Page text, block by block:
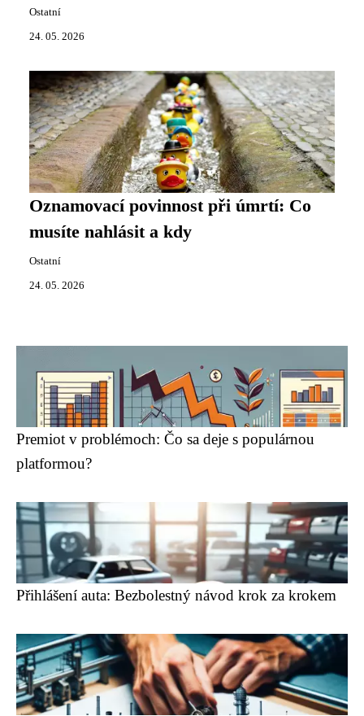
Ostatní
24. 05. 2026
Oznamovací povinnost při úmrtí: Co
musíte nahlásit a kdy
Ostatní
24. 05. 2026
Premiot v problémoch: Čo sa deje s populárnou
platformou?
Přihlášení auta: Bezbolestný návod krok za krokem